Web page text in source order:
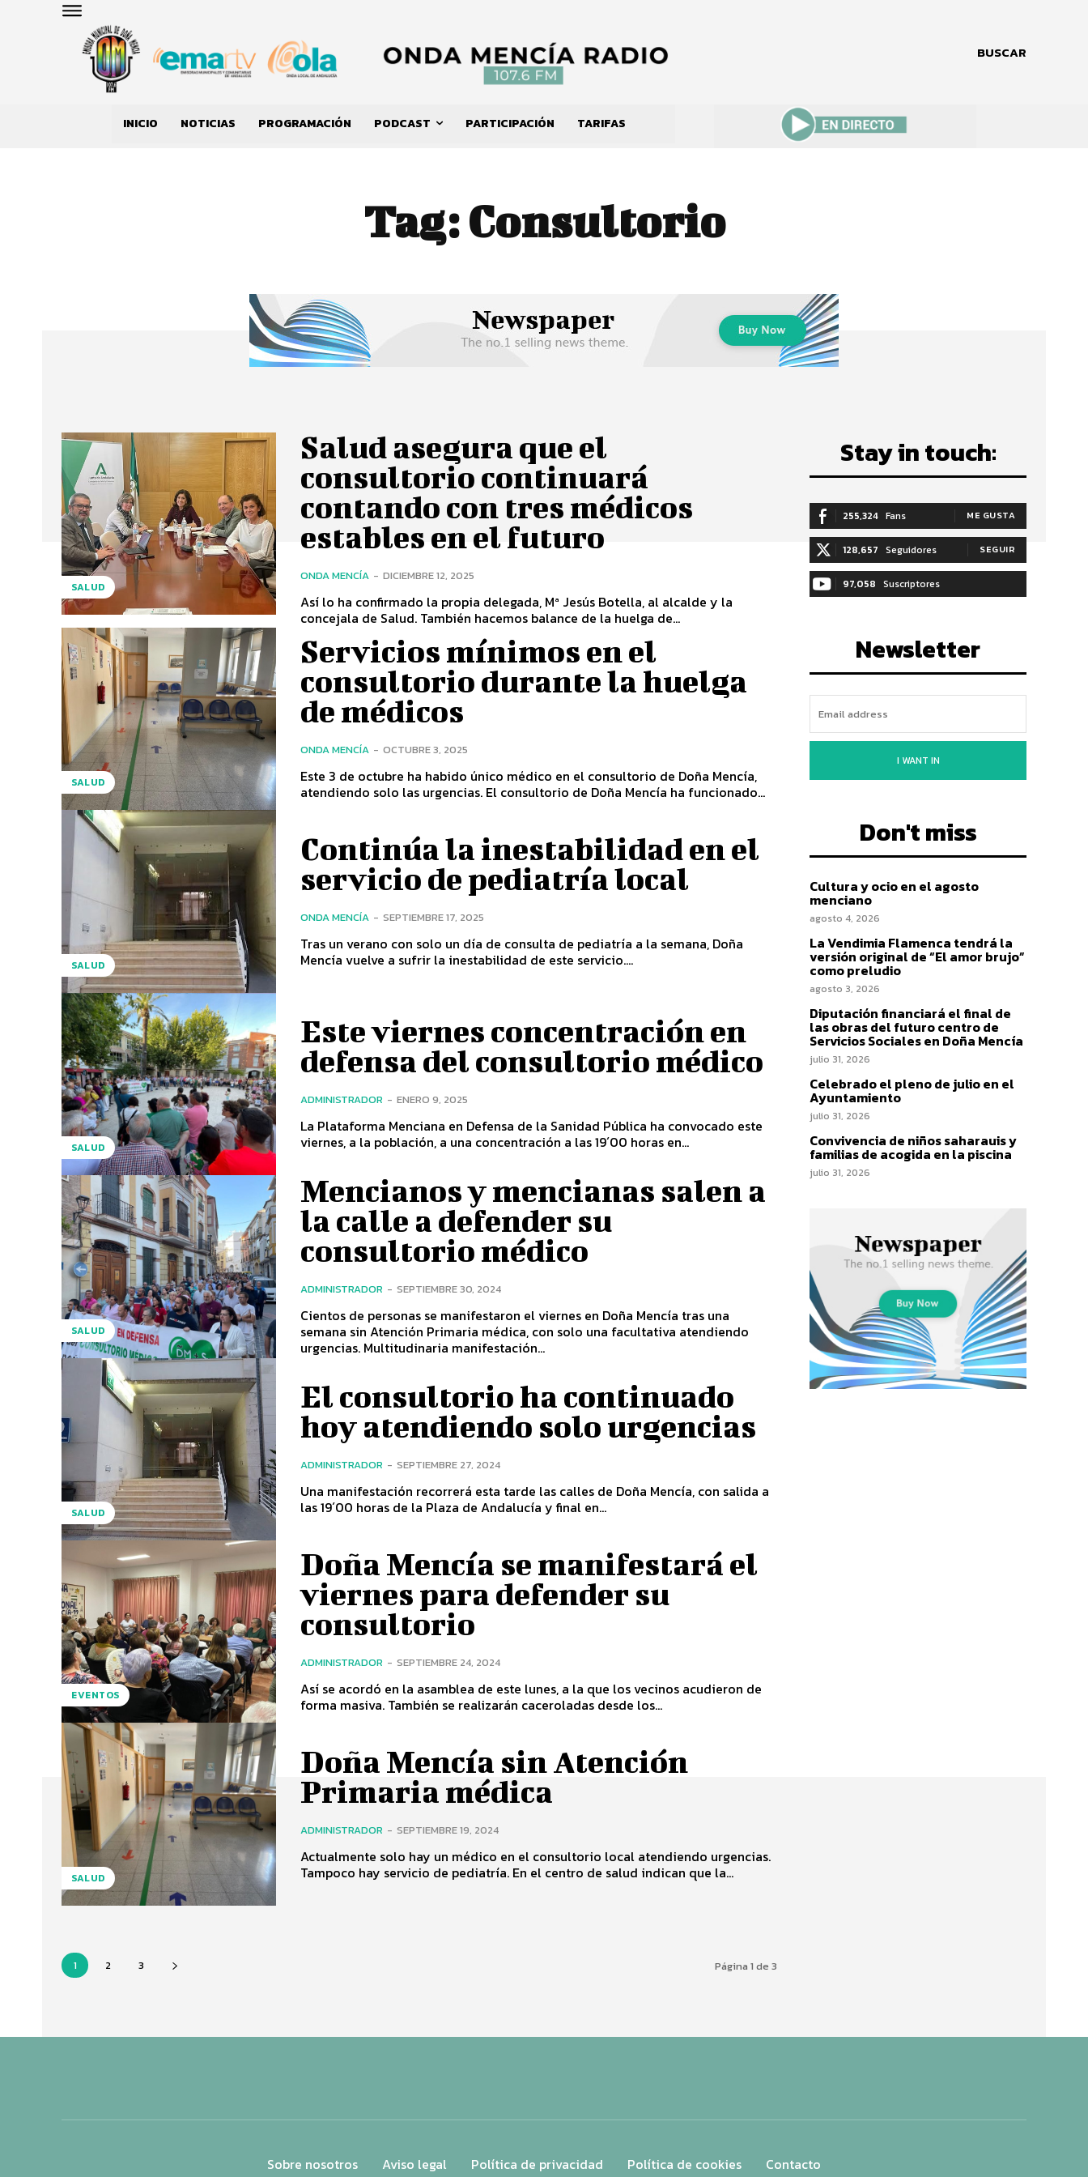
BUSCAR
INICIO NOTICIAS PROGRAMACIÓN PODCAST PARTICIPACIÓN TARIFAS
Tag:Consultorio
SALUD
Salud asegura que el
consultorio continuará
contando con tres médicos
estables en el futuro
ONDA MENCÍA - DICIEMBRE 12, 2025
Así lo ha confirmado la propia delegada, Mª Jesús Botella, al alcalde y la
concejala de Salud. También hacemos balance de la huelga de...
SALUD
Servicios mínimos en el
consultorio durante la huelga
de médicos
ONDA MENCÍA - OCTUBRE 3, 2025
Este 3 de octubre ha habido único médico en el consultorio de Doña Mencía,
atendiendo solo las urgencias. El consultorio de Doña Mencía ha funcionado...
SALUD
Continúa la inestabilidad en el
servicio de pediatría local
ONDA MENCÍA - SEPTIEMBRE 17, 2025
Tras un verano con solo un día de consulta de pediatría a la semana, Doña
Mencía vuelve a sufrir la inestabilidad de este servicio....
SALUD
Este viernes concentración en
defensa del consultorio médico
ADMINISTRADOR - ENERO 9, 2025
La Plataforma Menciana en Defensa de la Sanidad Pública ha convocado este
viernes, a la población, a una concentración a las 19´00 horas en...
SALUD
Mencianos y mencianas salen a
la calle a defender su
consultorio médico
ADMINISTRADOR - SEPTIEMBRE 30, 2024
Cientos de personas se manifestaron el viernes en Doña Mencía tras una
semana sin Atención Primaria médica, con solo una facultativa atendiendo
urgencias. Multitudinaria manifestación...
SALUD
El consultorio ha continuado
hoy atendiendo solo urgencias
ADMINISTRADOR - SEPTIEMBRE 27, 2024
Una manifestación recorrerá esta tarde las calles de Doña Mencía, con salida a
las 19´00 horas de la Plaza de Andalucía y final en...
EVENTOS
Doña Mencía se manifestará el
viernes para defender su
consultorio
ADMINISTRADOR - SEPTIEMBRE 24, 2024
Así se acordó en la asamblea de este lunes, a la que los vecinos acudieron de
forma masiva. También se realizarán caceroladas desde los...
SALUD
Doña Mencía sin Atención
Primaria médica
ADMINISTRADOR - SEPTIEMBRE 19, 2024
Actualmente solo hay un médico en el consultorio local atendiendo urgencias.
Tampoco hay servicio de pediatría. En el centro de salud indican que la...
1 2 3 Página 1 de 3
Stay in touch:
255,324 Fans ME GUSTA
128,657 Seguidores SEGUIR
97,058 Suscriptores
Newsletter
I WANT IN
Don't miss
Cultura y ocio en el agosto
menciano
agosto 4, 2026
La Vendimia Flamenca tendrá la
versión original de “El amor brujo”
como preludio
agosto 3, 2026
Diputación financiará el final de
las obras del futuro centro de
Servicios Sociales en Doña Mencía
julio 31, 2026
Celebrado el pleno de julio en el
Ayuntamiento
julio 31, 2026
Convivencia de niños saharauis y
familias de acogida en la piscina
julio 31, 2026
Sobre nosotros Aviso legal Política de privacidad Política de cookies Contacto